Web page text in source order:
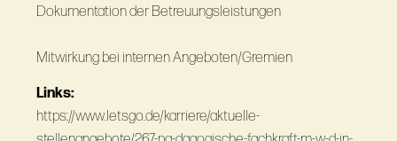
Dokumentation der Betreuungsleistungen
Mitwirkung bei internen Angeboten/Gremien
Links:
https://www.letsgo.de/karriere/aktuelle-